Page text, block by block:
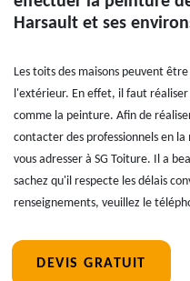
Harsault et ses
Les toits des maisons peuvent
l'extérieur. En effet, il faut
comme la peinture. Afin de
contacter des professionnels en
vous adresser à SG Toiture. Il a
sachez qu'il respecte les délais
renseignements, veuillez le
DEVIS GRATUIT